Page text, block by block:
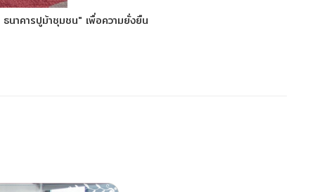
นาคารปูม้าชุมชน" เพื่อความยั่งยืน